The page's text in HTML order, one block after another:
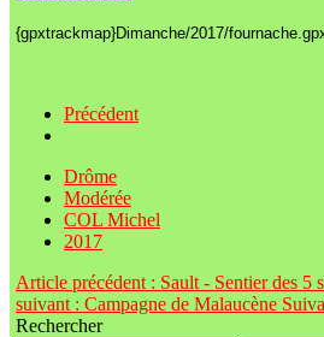
{gpxtrackmap}Dimanche/2017/
Précédent
Drôme
Modérée
COL Michel
2017
Article précédent : Sault - Sentier des 5
suivant : Campagne de Malaucène
Rechercher